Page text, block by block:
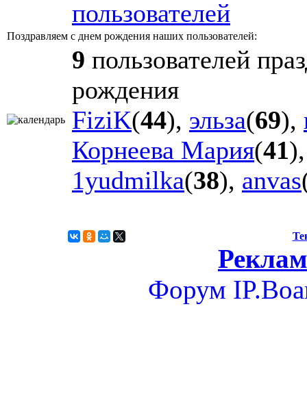
пользователей
Поздравляем с днем рождения наших пользователей:
9 пользователей
рождения
FiziK(44), эльза(69),
Корнеева Мария(41
1yudmilka(38), anvas
Форум